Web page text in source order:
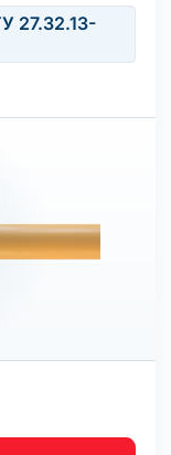
27.32.13-